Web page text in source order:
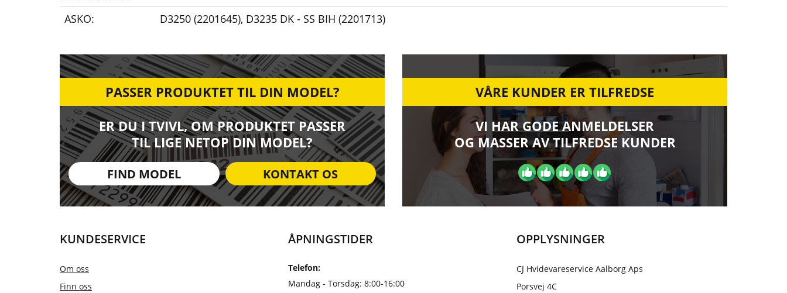
ASKO:
D3250 (2201645), D3235 DK - SS BIH (2201713)
PASSER PRODUKTET TIL DIN MODEL?
ER DU I TVIVL, OM PRODUKTET PASSER
TIL LIGE NETOP DIN MODEL?
FIND MODEL KONTAKT OS
VÅRE KUNDER ER TILFREDSE
VI HAR GODE ANMELDELSER
OG MASSER AV TILFREDSE KUNDER
KUNDESERVICE
Om oss
Finn oss
ÅPNINGSTIDER
Telefon:
Mandag - Torsdag: 8:00-16:00
OPPLYSNINGER
CJ Hvidevareservice Aalborg Aps
Porsvej 4C